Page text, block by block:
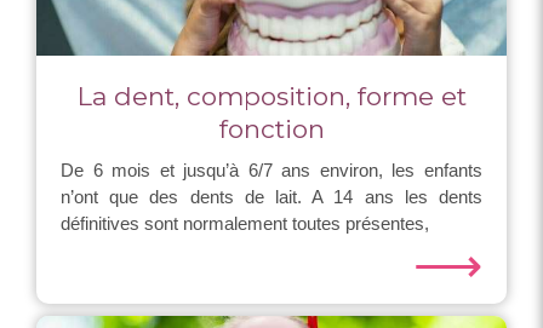
La dent, composition, forme et
fonction
De 6 mois et jusqu’à 6/7 ans environ, les enfants
n’ont que des dents de lait. A 14 ans les dents
définitives sont normalement toutes présentes,
⟶